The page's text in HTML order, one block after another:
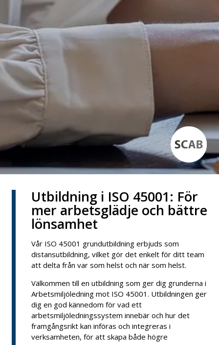
Utbildning i ISO 45001: För
mer arbetsglädje och bättre
lönsamhet
Vår ISO 45001 grundutbildning erbjuds som
distansutbildning, vilket gör det enkelt för ditt team
att delta från var som helst och när som helst.
Välkommen till en utbildning som ger dig grunderna i
Arbetsmiljöledning mot ISO 45001. Utbildningen ger
dig en god kännedom för vad ett
arbetsmiljöledningssystem innebär och hur det
framgångsrikt kan införas och integreras i
verksamheten, för att skapa både högre